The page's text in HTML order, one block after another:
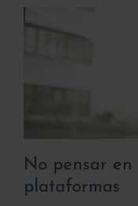
No pensar
plataformas